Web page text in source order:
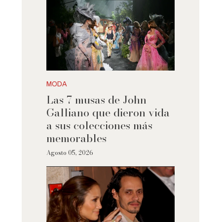
MODA
Las 7 musas de John
Galliano que dieron vida
a sus colecciones más
memorables
Agosto 05, 2026